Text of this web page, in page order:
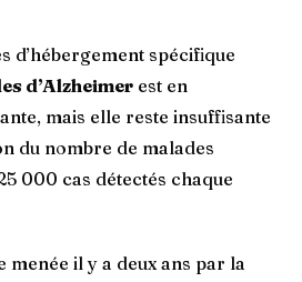
d’hébergement spécifique
d’Alzheimer est en
mais elle reste insuffisante
du nombre de malades
000 cas détectés chaque
menée il y a deux ans par la